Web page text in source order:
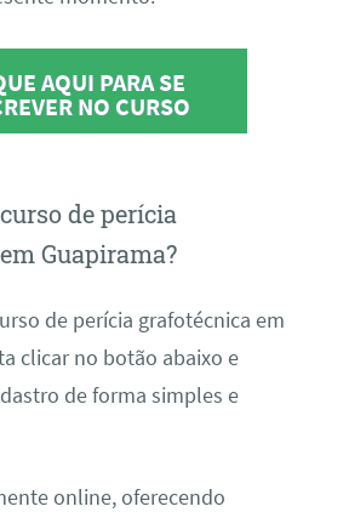
AQUI PARA SE
NO CURSO
de perícia
Guapirama?
de perícia grafotécnica em
clicar no botão abaixo e
de forma simples e
online, oferecendo